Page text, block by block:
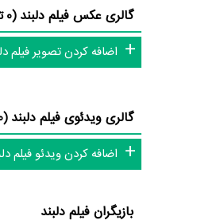
در مجموع بیش از 0 نفر در تولید فیلم دلبند نقش داشته‌اند و هر یک از آنها در
اطلاعات فیلم دلبند
تاکنون در بخش‌های گالری عکس
هنوز موردی ثبت نشده است.
هنرمندان و آثار سینما،
گالری عکس فیلم دلبند (0 تصویر)
اضافه کردن تصویر فیلم
گالری ویدئوی فیلم دلبند (0 ویدئو)
اضافه کردن ویدئو فیلم
بازیگران فیلم دلبند